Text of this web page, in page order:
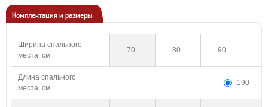
Комплектация и размеры
Ширина спального
места, см
70 80 90
Длина спального
места, см
190